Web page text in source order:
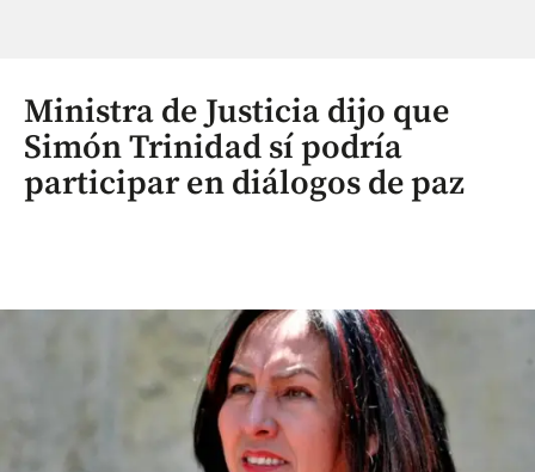
Ministra de Justicia dijo que
Simón Trinidad sí podría
participar en diálogos de paz